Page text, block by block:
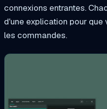
connexions entrantes.
d'une explication pour
les commandes.